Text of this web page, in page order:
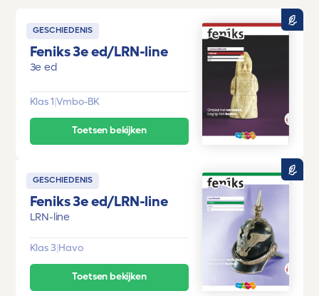
GESCHIEDENIS
Feniks 3e ed/LRN-line
3e ed
Klas 1 |Vmbo-BK
Toetsen bekijken
GESCHIEDENIS
Feniks 3e ed/LRN-line
LRN-line
Klas 3 Havo
Toetsen bekijken